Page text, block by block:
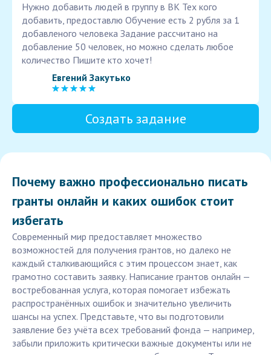
Нужно добавить людей в группу в ВК Тех кого
добавить, предоставлю Обучение есть 2 рубля за 1
добавленого человека Задание рассчитано на
добавление 50 человек, но можно сделать любое
количество Пишите кто хочет!
Евгений Закутько
Создать задание
Почему важно профессионально писать
гранты онлайн и каких ошибок стоит
избегать
Современный мир предоставляет множество
возможностей для получения грантов, но далеко не
каждый сталкивающийся с этим процессом знает, как
грамотно составить заявку. Написание грантов онлайн —
востребованная услуга, которая помогает избежать
распространённых ошибок и значительно увеличить
шансы на успех. Представьте, что вы подготовили
заявление без учёта всех требований фонда — например,
забыли приложить критически важные документы или не